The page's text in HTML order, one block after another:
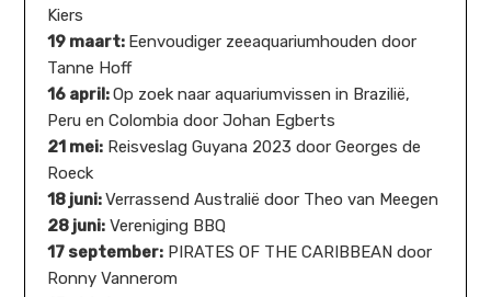
Kiers
19 maart: Eenvoudiger zeeaquariumhouden door
Tanne Hoff
16 april:Op zoek naar aquariumvissen in Brazilië,
Peru en Colombia door Johan Egberts
21 mei: Reisveslag Guyana 2023 door Georges de
Roeck
18 juni:Verrassend Australië door Theo van Meegen
28 juni: Vereniging BBQ
17 september: PIRATES OF THE CARIBBEAN door
Ronny Vannerom